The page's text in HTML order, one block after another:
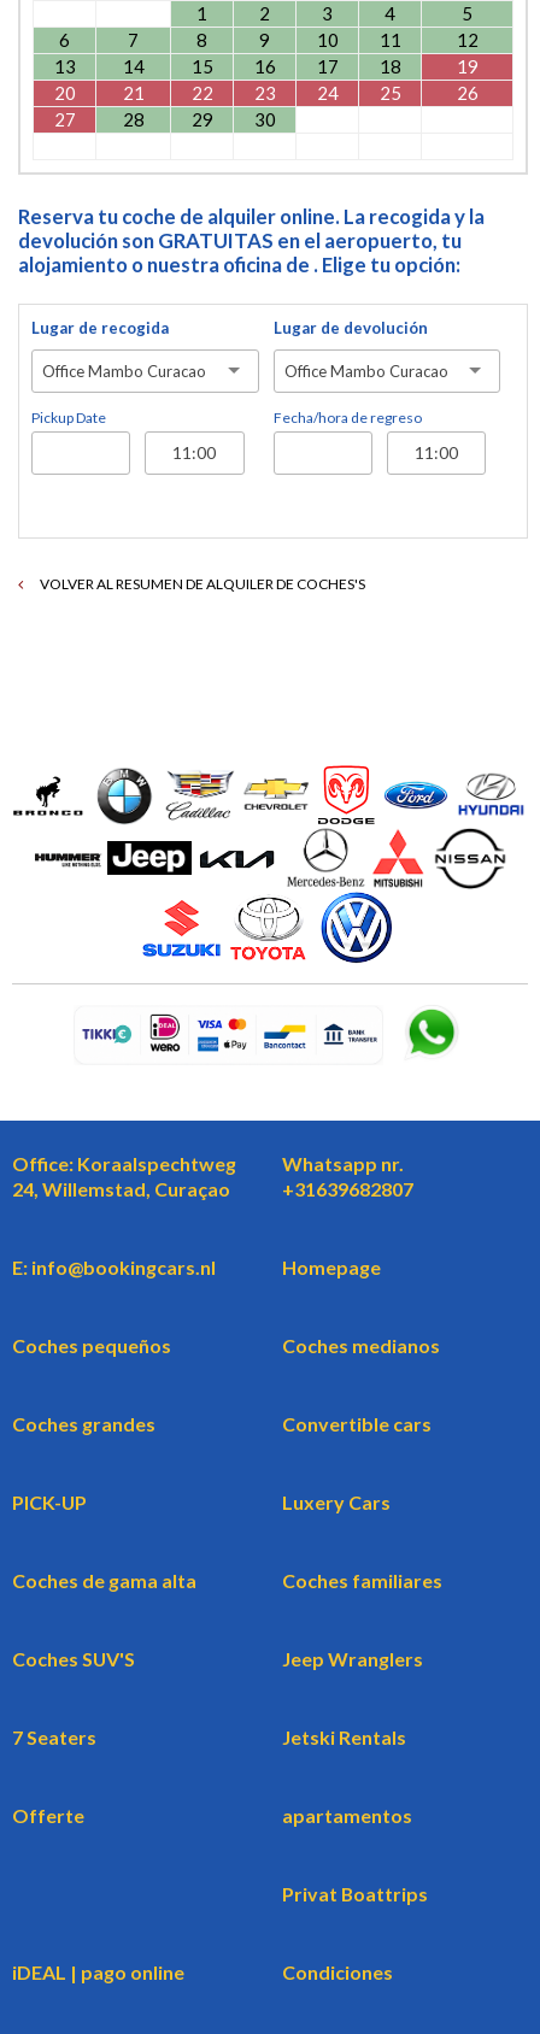
1
2 3 4
5
6
7 8 9 10 11
12
13
14 15 16 17 18
19
20
21 22 23 24 25
26
27
28 29 30
Reserva tu coche de alquiler online. La recogida y la
devolución son GRATUITAS en el aeropuerto, tu
alojamiento o nuestra oficina de . Elige tu opción:
Lugar de recogida
Office Mambo Curacao
Pickup Date
Lugar de devolución
Office Mambo Curacao
Fecha/hora de regreso
VOLVER AL RESUMEN DE ALQUILER DE COCHES'S
Office: Koraalspechtweg
24, Willemstad, Curaçao
Whatsapp nr.
+31639682807
E: info@bookingcars.nl Homepage
Coches pequeños Coches medianos
Coches grandes Convertible cars
PICK-UP Luxery Cars
Coches de gama alta Coches familiares
Coches SUV'S Jeep Wranglers
7 Seaters Jetski Rentals
Offerte apartamentos
Privat Boattrips
iDEAL | pago online Condiciones